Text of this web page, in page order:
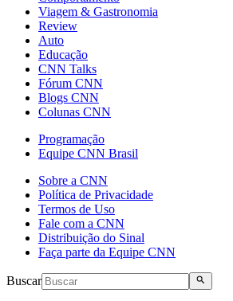
Viagem & Gastronomia
Review
Auto
Educação
CNN Talks
Fórum CNN
Blogs CNN
Colunas CNN
Programação
Equipe CNN Brasil
Sobre a CNN
Política de Privacidade
Termos de Uso
Fale com a CNN
Distribuição do Sinal
Faça parte da Equipe CNN
Buscar